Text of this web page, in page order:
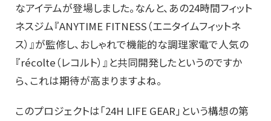
なアイテムが登場しました。なんと、あの24時間フィット
ネスジム『ANYTIME FITNESS（エニタイムフィットネ
ス）』が監修し、おしゃれで機能的な調理家電で人気の
『récolte（レコルト）』と共同開発したというのですか
ら、これは期待が高まりますよね。
このプロジェクトは「24H LIFE GEAR」という構想の第